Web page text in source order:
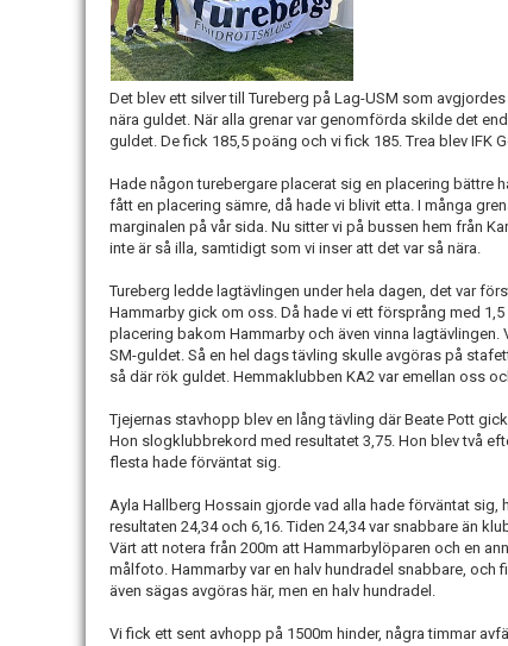
Det blev ett silver till Tureberg på Lag-USM som
nära guldet. När alla grenar var genomförda skilde det
guldet. De fick 185,5 poäng och vi fick 185. Trea blev IFK
Hade någon turebergare placerat sig en placering bättre
fått en placering sämre, då hade vi blivit etta. I många
marginalen på vår sida. Nu sitter vi på bussen hem från
inte är så illa, samtidigt som vi inser att det var så nära.
Tureberg ledde lagtävlingen under hela dagen, det var
Hammarby gick om oss. Då hade vi ett försprång med
placering bakom Hammarby och även vinna
SM-guldet. Så en hel dags tävling skulle avgöras på
så där rök guldet. Hemmaklubben KA2 var emellan oss
Tjejernas stavhopp blev en lång tävling där Beate Pott
Hon slogklubbrekord med resultatet 3,75. Hon blev två
flesta hade förväntat sig.
Ayla Hallberg Hossain gjorde vad alla hade förväntat sig,
resultaten 24,34 och 6,16. Tiden 24,34 var snabbare än
Värt att notera från 200m att Hammarbylöparen och en
målfoto. Hammarby var en halv hundradel snabbare, och
även sägas avgöras här, men en halv hundradel.
Vi fick ett sent avhopp på 1500m hinder, några timmar